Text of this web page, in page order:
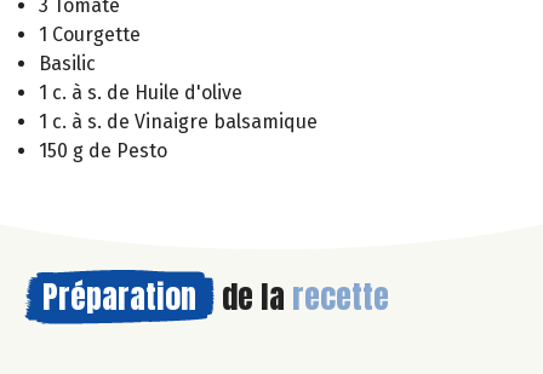
3 Tomate
1 Courgette
Basilic
1 c. à s. de Huile d'olive
1 c. à s. de Vinaigre balsamique
150 g de Pesto
Préparation de la recette